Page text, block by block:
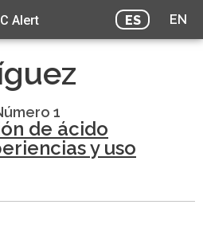
ES EN
Alert
1
de ácido
y uso